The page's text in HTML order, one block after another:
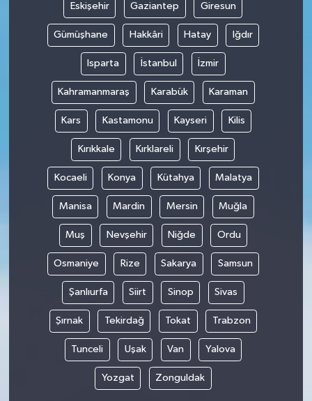
Eskişehir Gaziantep Giresun
Gümüşhane Hakkâri Hatay Iğdır
Isparta İstanbul İzmir
Kahramanmaraş Karabük Karaman
Kars Kastamonu Kayseri Kilis
Kırıkkale Kırklareli Kırşehir
Kocaeli Konya Kütahya Malatya
Manisa Mardin Mersin Muğla
Muş Nevşehir Niğde Ordu
Osmaniye Rize Sakarya Samsun
Şanlıurfa Siirt Sinop Sivas
Şırnak Tekirdağ Tokat Trabzon
Tunceli Uşak Van Yalova
Yozgat Zonguldak